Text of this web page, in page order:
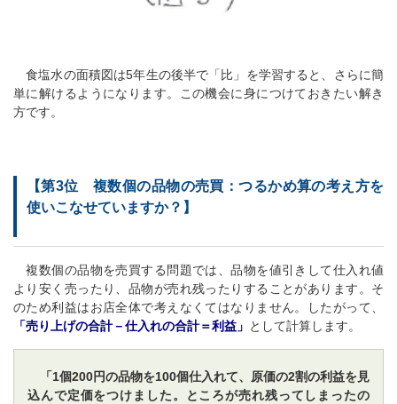
食塩水の面積図は5年生の後半で「比」を学習すると、さらに簡
単に解けるようになります。この機会に身につけておきたい解き
方です。
【第3位 複数個の品物の売買：つるかめ算の考え方を
使いこなせていますか？】
複数個の品物を売買する問題では、品物を値引きして仕入れ値
より安く売ったり、品物が売れ残ったりすることがあります。そ
のため利益はお店全体で考えなくてはなりません。したがって、
「売り上げの合計－仕入れの合計＝利益」 として計算します。
「1個200円の品物を100個仕入れて、原価の2割の利益を見
込んで定価をつけました。ところが売れ残ってしまったの